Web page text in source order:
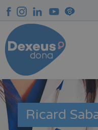
contingut
Ricard